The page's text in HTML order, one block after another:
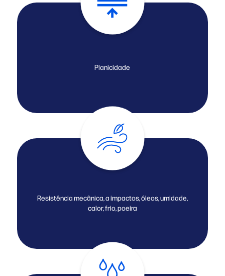
Planicidade
Resistência mecânica, a impactos, óleos, umidade,
calor, frio, poeira